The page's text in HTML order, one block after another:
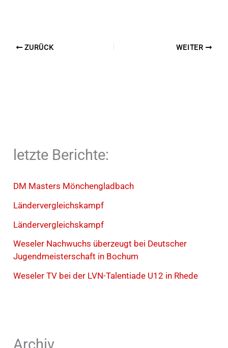
letzte Berichte:
DM Masters Mönchengladbach
Ländervergleichskampf
Ländervergleichskampf
Weseler Nachwuchs überzeugt bei Deutscher
Jugendmeisterschaft in Bochum
Weseler TV bei der LVN-Talentiade U12 in Rhede
Archiv
ZURÜCK WEITER